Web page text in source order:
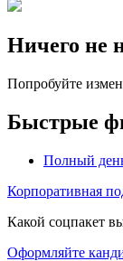
Ничего не
Попробуйте
Быстрые
Полный
Корпоративная
Какой соцпакет
Оформляйте